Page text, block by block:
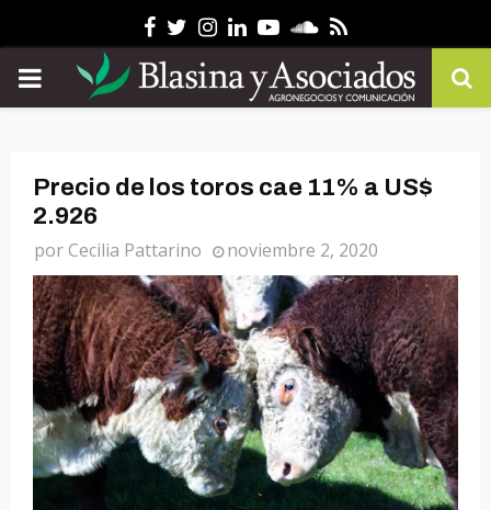
Facebook
Twitter
Instagram
Linkedin
YoutubeSoundcloud
Rss
PRIMARY
Precio de los toros cae 11% a US$
2.926
porCecilia Pattarino noviembre 2, 2020